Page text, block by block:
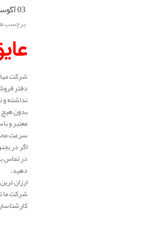
03 آگوست 2025
برچسب
شرکت
دفتر
نداشته
بدون هیچ
معتبر و
سرعت
اگر در
در تماس
دهید.
ارزان
شرکت ما